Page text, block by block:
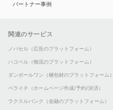
パートナー事例
関連のサービス
ノバセル（広告のプラットフォーム）
ハコベル（物流のプラットフォーム）
ダンボールワン（梱包材のプラットフォーム）
ペライチ（ホームページ作成/予約/決済）
ラクスルバンク（金融のプラットフォーム）